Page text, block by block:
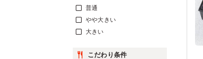
普通
やや大きい
大きい
こだわり条件